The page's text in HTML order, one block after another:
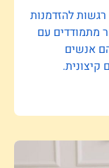
רגשות להזדמנות
מתמודדים עם
אנשים